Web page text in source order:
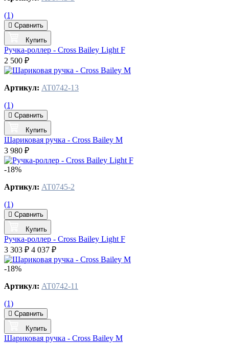
(1)
Сравнить
Купить
Ручка-роллер - Cross Bailey Light F
2 500 ₽
Артикул: AT0742-13
(1)
Сравнить
Купить
Шариковая ручка - Cross Bailey M
3 980 ₽
-18%
Артикул: AT0745-2
(1)
Сравнить
Купить
Ручка-роллер - Cross Bailey Light F
3 303 ₽ 4 037 ₽
-18%
Артикул: AT0742-11
(1)
Сравнить
Купить
Шариковая ручка - Cross Bailey M